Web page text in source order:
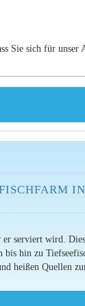
Sie sich für unser
IN R
er serviert wird.
hin zu
heißen Quellen